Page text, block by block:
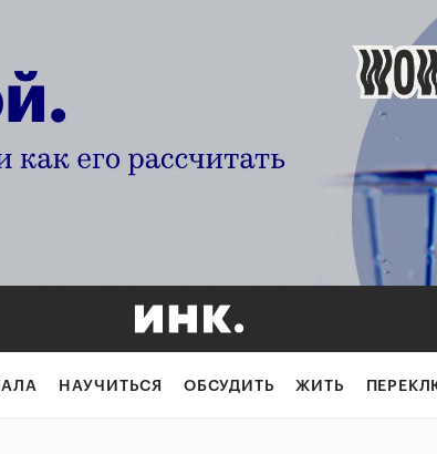
НАУЧИТЬСЯ ОБСУДИТЬ ЖИТЬ